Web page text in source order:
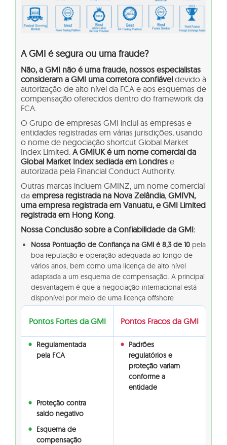
A GMI é segura ou uma fraude?
Não, a GMI não é uma fraude, nossos especialistas
consideram a GMI uma corretora confiável devido à
autorização de alto nível da FCA e aos esquemas de
compensação oferecidos dentro do framework da
FCA.
O Grupo de empresas GMI inclui as empresas e
entidades registradas em várias jurisdições, usando
o nome de negociação shortcut Global Market
Index Limited. A GMIUK é um nome comercial da
Global Market Index sediada em Londres e
autorizada pela Financial Conduct Authority.
Outras marcas incluem GMINZ, um nome comercial
da empresa registrada na Nova Zelândia, GMIVN,
uma empresa registrada em Vanuatu, e GMI Limited
registrada em Hong Kong
Nossa Conclusão sobre a Confiabilidade da GMI:
Nossa Pontuação de Confiança na GMI é 8,3 de 10 pela
boa reputação e operação adequada ao longo de
vários anos, bem como uma licença de alto nível
adaptada a um esquema de compensação. A principal
desvantagem é que a negociação internacional está
disponível por meio de uma licença offshore
Pontos Fortes da GMI Pontos Fracos da GMI
Regulamentada
pela FCA
Padrões
regulatórios e
proteção variam
conforme a
entidade
Proteção contra
saldo negativo
Esquema de
compensação